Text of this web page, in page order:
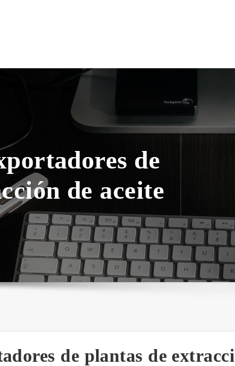
de
de aceite
de plantas de